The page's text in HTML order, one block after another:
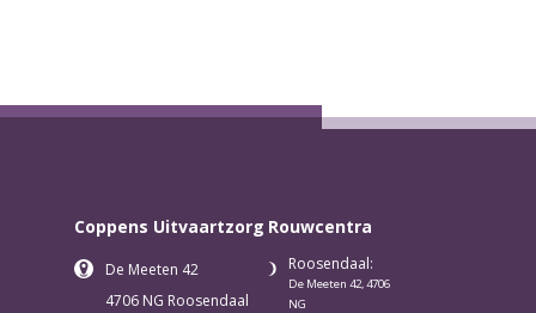
Coppens Uitvaartzorg
De Meeten 42
4706 NG Roosendaal
Rouwcentra
Roosendaal:
De Meeten 42, 4706
NG